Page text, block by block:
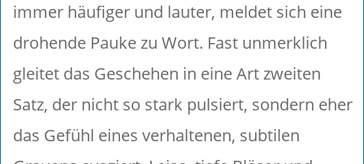
immer häufiger und lauter, meldet sich eine
drohende Pauke zu Wort. Fast unmerklich
gleitet das Geschehen in eine Art zweiten
Satz, der nicht so stark pulsiert, sondern eher
das Gefühl eines verhaltenen, subtilen